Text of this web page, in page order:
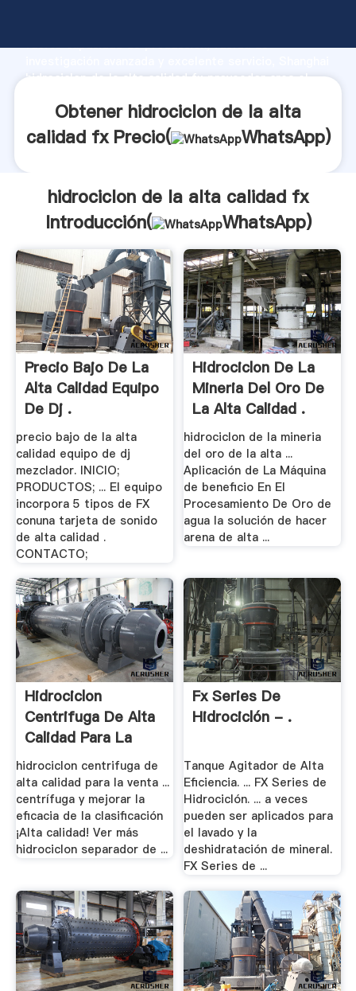
fuerte capacidad de producción, fuerza de
hidrociclon de la alta calidad fx proveedor crea el
Obtener hidrociclon de la alta
calidad fx Precio(
WhatsApp)
hidrociclon de la alta calidad fx
Introducción(
WhatsApp)
Precio Bajo De La
Alta Calidad Equipo
De Dj .
precio bajo de la alta
calidad equipo de dj
mezclador. INICIO;
PRODUCTOS; ... El equipo
incorpora 5 tipos de FX
conuna tarjeta de sonido
de alta calidad .
CONTACTO;
Hidrociclon De La
Mineria Del Oro De
La Alta Calidad .
hidrociclon de la mineria
del oro de la alta ...
Aplicación de La Máquina
de beneficio En El
Procesamiento De Oro de
agua la solución de hacer
arena de alta ...
Hidrociclon
Centrifuga De Alta
Calidad Para La
Venta
hidrociclon centrifuga de
alta calidad para la venta ...
centrífuga y mejorar la
eficacia de la clasificación
¡Alta calidad! Ver más
hidrociclon separador de ...
Fx Series De
Hidrociclón - .
Tanque Agitador de Alta
Eficiencia. ... FX Series de
Hidrociclón. ... a veces
pueden ser aplicados para
el lavado y la
deshidratación de mineral.
FX Series de ...